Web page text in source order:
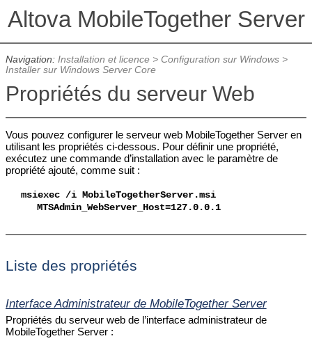
Altova MobileTogether Server
Navigation: Installation et licence> Configuration sur Windows>
Installer sur Windows Server Core
Propriétés du serveur Web
Vous pouvez configurer le serveur web MobileTogether Server en
utilisant les propriétés ci-dessous. Pour définir une propriété,
exécutez une commande d’installation avec le paramètre de
propriété ajouté, comme suit :
msiexec /iMobileTogetherServer .msi
MTSAdmin_WebServer_Host=127.0.0.1
Liste des propriétés
Interface Administrateur de MobileTogether Server
Propriétés du serveur web de l’interface administrateur de
MobileTogether Server :